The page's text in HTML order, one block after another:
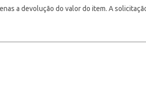
a devolução do valor do item. A